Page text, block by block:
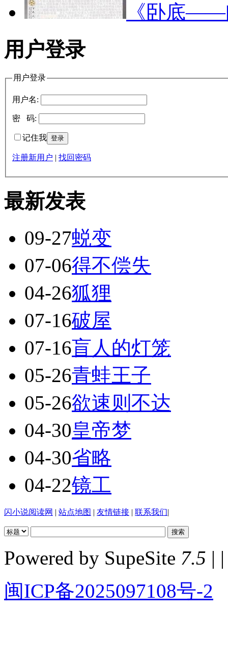
《卧底
用户登录
用户登录
用户名:
密 码:
记住我
注册新用户 | 找回密码
最新发表
09-27蜕变
07-06得不偿失
04-26狐狸
07-16破屋
07-16盲人的灯笼
05-26青蛙王子
05-26欲速则不达
04-30皇帝梦
04-30省略
04-22镜工
闪小说阅读网 | 站点地图 | 友情链接 | 联系我们|
Powered by SupeSite 7.5 | |
闽ICP备2025097108号-2